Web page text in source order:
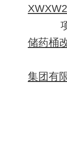
储药桶
中
集团有
中
中
项